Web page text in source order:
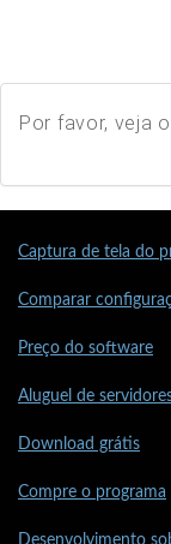
Por favor, veja
Captura de tela do
Comparar
Preço do software
Aluguel de
Download grátis
Compre o programa